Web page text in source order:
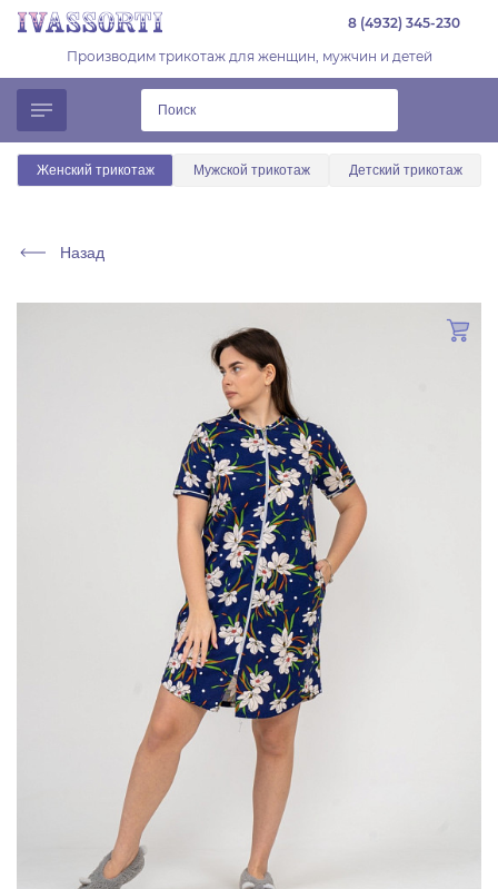
8 (4932) 345-230
Производим трикотаж для женщин, мужчин и детей
Женский трикотаж Мужской трикотаж Детский трикотаж
Назад